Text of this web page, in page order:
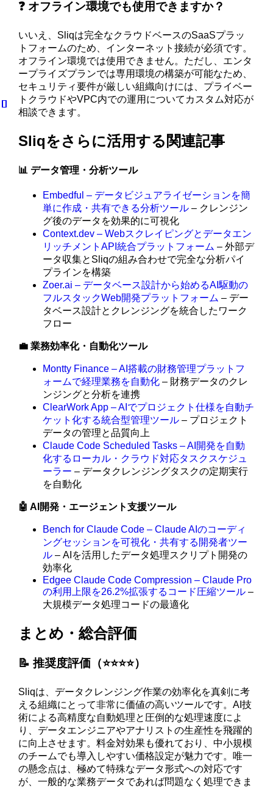
❓ オフライン環境でも使用できますか？
いいえ、Sliqは完全なクラウドベースのSaaSプラッ
トフォームのため、インターネット接続が必須です。
オフライン環境では使用できません。ただし、エンタ
ープライズプランでは専用環境の構築が可能なため、
セキュリティ要件が厳しい組織向けには、プライベー
トクラウドやVPC内での運用についてカスタム対応が
相談できます。
Sliqをさらに活用する関連記事
📊 データ管理・分析ツール
Embedful – データビジュアライゼーションを簡
単に作成・共有できる分析ツール – クレンジン
グ後のデータを効果的に可視化
Context.dev – Webスクレイピングとデータエン
リッチメントAPI統合プラットフォーム – 外部デ
ータ収集とSliqの組み合わせで完全な分析パイ
プラインを構築
Zoer.ai – データベース設計から始めるAI駆動の
フルスタックWeb開発プラットフォーム – デー
タベース設計とクレンジングを統合したワーク
フロー
💼 業務効率化・自動化ツール
Montty Finance – AI搭載の財務管理プラットフ
ォームで経理業務を自動化 – 財務データのクレ
ンジングと分析を連携
ClearWork App – AIでプロジェクト仕様を自動チ
ケット化する統合型管理ツール – プロジェクト
データの管理と品質向上
Claude Code Scheduled Tasks – AI開発を自動
化するローカル・クラウド対応タスクスケジュ
ーラー – データクレンジングタスクの定期実行
を自動化
🤖 AI開発・エージェント支援ツール
Bench for Claude Code – Claude AIのコーディ
ングセッションを可視化・共有する開発者ツー
ル – AIを活用したデータ処理スクリプト開発の
効率化
Edgee Claude Code Compression – Claude Pro
の利用上限を26.2%拡張するコード圧縮ツール –
大規模データ処理コードの最適化
まとめ・総合評価
📝 推奨度評価（⭐️⭐️⭐️⭐️）
Sliqは、データクレンジング作業の効率化を真剣に考
える組織にとって非常に価値の高いツールです。AI技
術による高精度な自動処理と圧倒的な処理速度によ
り、データエンジニアやアナリストの生産性を飛躍的
に向上させます。料金対効果も優れており、中小規模
のチームでも導入しやすい価格設定が魅力です。唯一
の懸念点は、極めて特殊なデータ形式への対応です
が、一般的な業務データであれば問題なく処理できま